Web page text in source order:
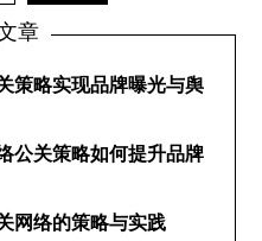
章
策略实现品牌曝光与舆
公关策略如何提升品牌
网络的策略与实践